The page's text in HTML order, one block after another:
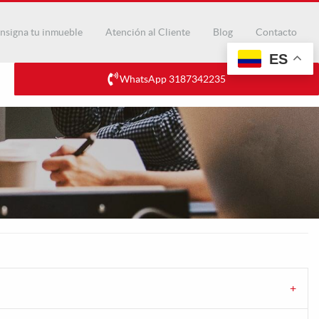
tu inmueble Atención al Cliente Blog Contacto
WhatsApp 3187342235
ES